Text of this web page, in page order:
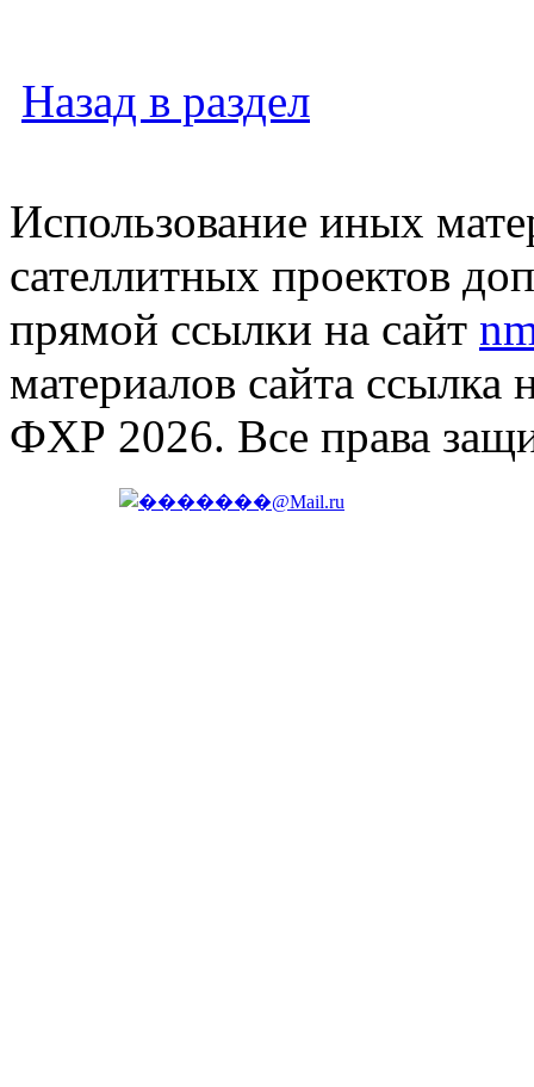
Назад в раздел
Использование иных
сателлитных проектов
прямой ссылки на сайт
материалов сайта ссылка
ФХР 2026. Все права